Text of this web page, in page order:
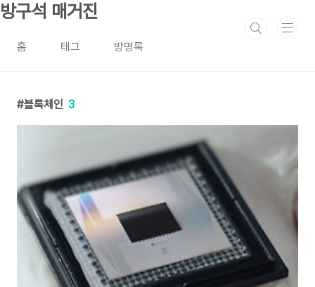
본문 바로가기
방구석 매거진
홈 태그 방명록
블록체인 3